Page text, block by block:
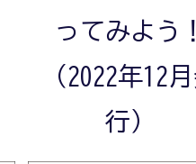
ってみよう
（2022年12
行）